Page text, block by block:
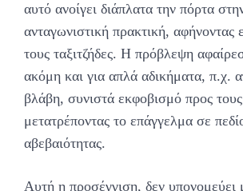
αυτό ανοίγει διάπλατα την πόρτα
ανταγωνιστική πρακτική, αφήνοντας
τους ταξιτζήδες. Η πρόβλεψη
ακόμη και για απλά αδικήματα, π.χ.
βλάβη, συνιστά εκφοβισμό προς
μετατρέποντας το επάγγελμα σε
αβεβαιότητας.
Αυτή η προσέγγιση, δεν υπονομεύει